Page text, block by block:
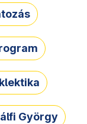
György